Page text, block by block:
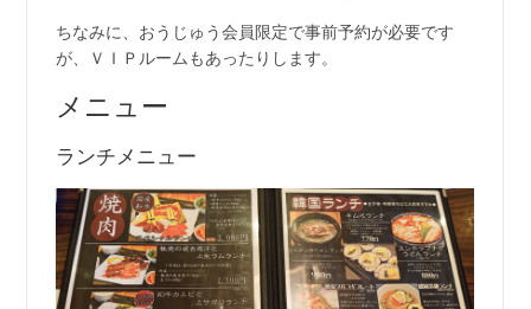
ちなみに、おうじゅう会員限定で事前予約が必要です
が、ＶＩＰルームもあったりします。
メニュー
ランチメニュー